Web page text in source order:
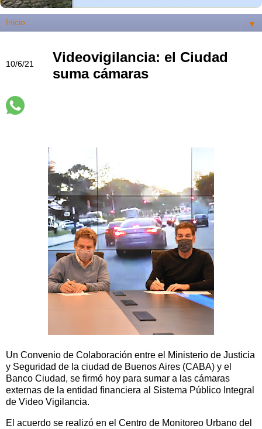
▼
10/6/21
Videovigilancia: el Ciudad
suma cámaras
Un Convenio de Colaboración entre el Ministerio de Justicia
y Seguridad de la ciudad de Buenos Aires (CABA) y el
Banco Ciudad, se firmó hoy para sumar a las cámaras
externas de la entidad financiera al Sistema Público Integral
de Video Vigilancia.
El acuerdo se realizó en el Centro de Monitoreo Urbano del